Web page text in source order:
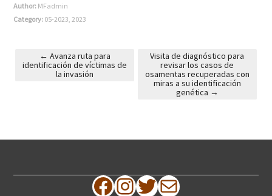
Author: MFadmin
Category: 05-2023 ,2023
Post navigation
← Avanza ruta para
identificación de víctimas de
la invasión
Visita de diagnóstico para
revisar los casos de
osamentas recuperadas con
miras a su identificación
genética →
Facebook
Instagram
Twitter
Correo electrónico